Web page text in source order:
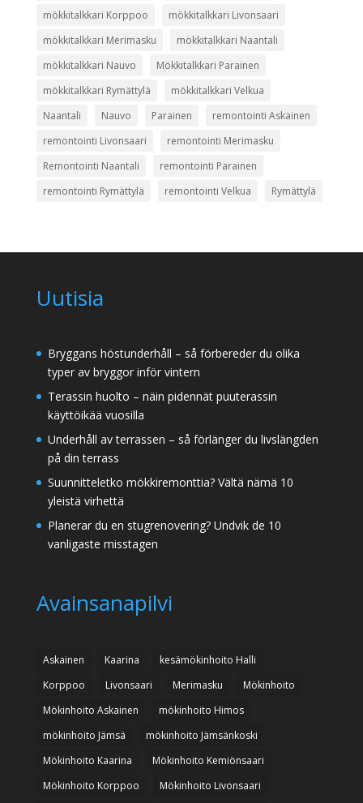
mökkitalkkari Korppoo
mökkitalkkari Livonsaari
mökkitalkkari Merimasku
mökkitalkkari Naantali
mökkitalkkari Nauvo
Mökkitalkkari Parainen
mökkitalkkari Rymättylä
mökkitalkkari Velkua
Naantali
Nauvo Parainen
remontointi Askainen
remontointi Livonsaari
remontointi Merimasku
Remontointi Naantali
remontointi Parainen
remontointi Rymättylä
remontointi Velkua Rymättylä
Uutisia
Bryggans höstunderhåll – så förbereder du olika
typer av bryggor inför vintern
Terassin huolto – näin pidennät puuterassin
käyttöikää vuosilla
Underhåll av terrassen – så förlänger du livslängden
på din terrass
Suunnitteletko mökkiremonttia? Vältä nämä 10
yleistä virhettä
Planerar du en stugrenovering? Undvik de 10
vanligaste misstagen
Avainsanapilvi
Askainen Kaarina
kesämökinhoito Halli
Korppoo
Livonsaari Merimasku
Mökinhoito
Mökinhoito Askainen
mökinhoito Himos
mökinhoito Jämsä
mökinhoito Jämsänkoski
Mökinhoito Kaarina
Mökinhoito Kemiönsaari
Mökinhoito Korppoo
Mökinhoito Livonsaari